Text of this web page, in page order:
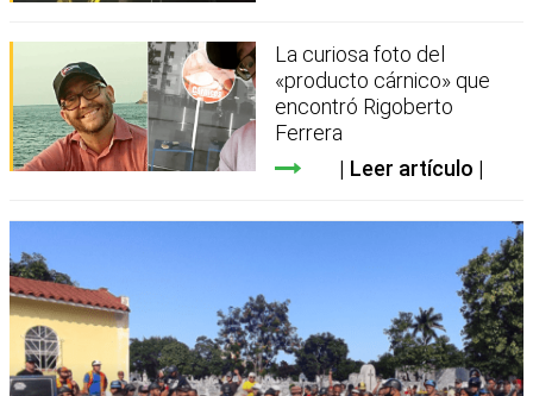
La curiosa foto del
«producto cárnico» que
encontró Rigoberto
Ferrera
Leer artículo